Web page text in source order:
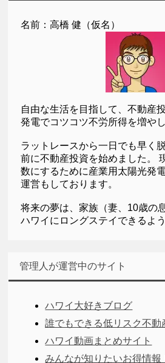
名前：高橋 健（仮名）
自由な生活を目指して、不動産
発電でコツコツ不労所得を増や
ラットレースから一日でも早く
前に不動産投資を始めました。
数にするために産業用太陽光発
運営もしております。
将来の夢は、家族（妻、10歳の
ハワイにロングステイできるよ
管理人が運営中のサイト
ハワイ大好きブログ
誰でもできる低リスク不動
ハワイ動画まとめサイト
みんなが知りたいお得情報